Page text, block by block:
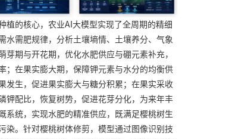
植的核心，农业AI大模型实现了全周期的精细
水需肥规律，分析土壤墒情、土壤养分、气象
芽期与开花期，优化水肥供应与硼元素补充，
；在果实膨大期，保障钾元素与水分的均衡供
发生，促进果实膨大与糖分积累；在果实采收
钾配比，恢复树势，促进花芽分化，为来年丰
系统，实现水肥的精准供应，既满足樱桃树生
染。针对樱桃树体修剪，模型通过图像识别技